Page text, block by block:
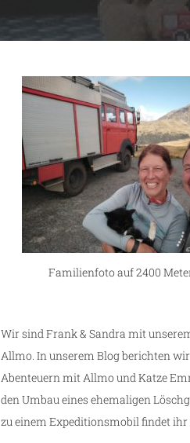
Familienfoto auf 2400
Wir sind Frank & Sandra mit
Allmo. In unserem Blog berichten
Abenteuern mit Allmo und Katze
den Umbau eines ehemaligen
zu einem Expeditionsmobil findet ihr